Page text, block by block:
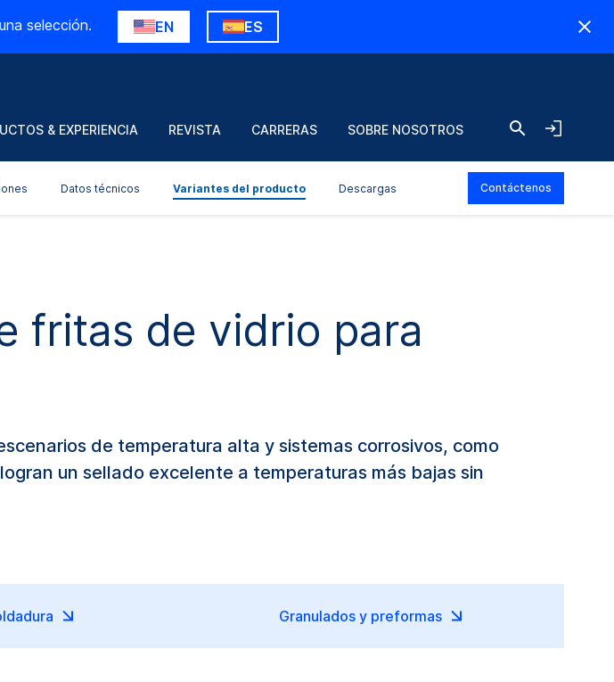
selección. EN ES
& EXPERIENCIA REVISTA CARRERAS SOBRE NOSOTROS
Datos técnicos Variantes del producto Descargas Contáctenos
fritas de vidrio para
de temperatura alta y sistemas corrosivos, como
un sellado excelente a temperaturas más bajas sin
Granulados y preformas